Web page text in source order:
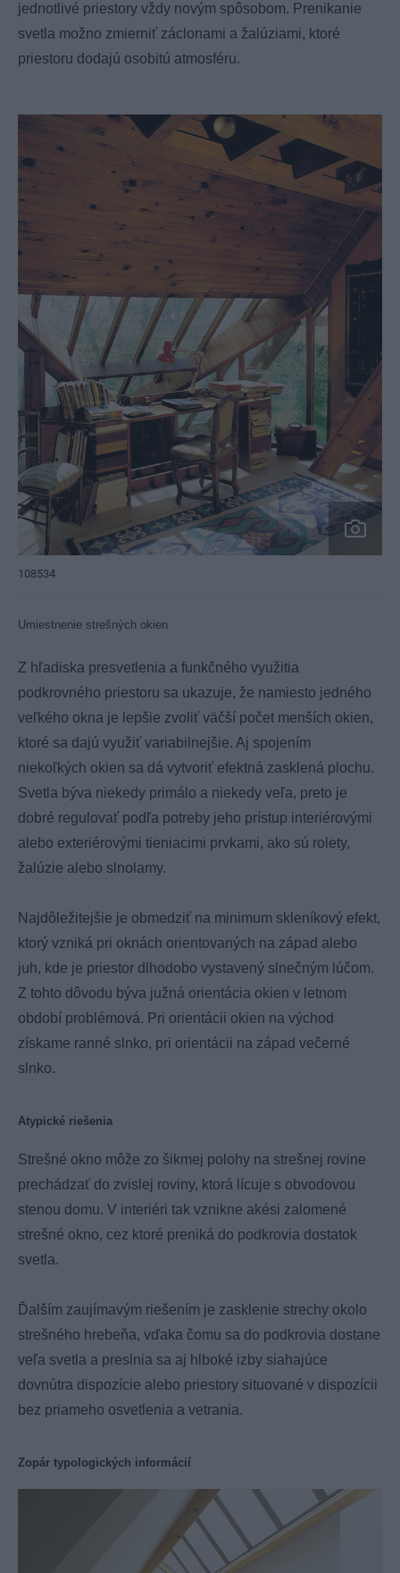
jednotlivé priestory vždy novým spôsobom. Prenikanie
svetla možno zmierniť záclonami a žalúziami, ktoré
priestoru dodajú osobitú atmosféru.
108534
Umiestnenie strešných okien
Z hľadiska presvetlenia a funkčného využitia
podkrovného priestoru sa ukazuje, že namiesto jedného
veľkého okna je lepšie zvoliť väčší počet menších okien,
ktoré sa dajú využiť variabilnejšie. Aj spojením
niekoľkých okien sa dá vytvoriť efektná zasklená plochu.
Svetla býva niekedy primálo a niekedy veľa, preto je
dobré regulovať podľa potreby jeho prístup interiérovými
alebo exteriérovými tieniacimi prvkami, ako sú rolety,
žalúzie alebo slnolamy.
Najdôležitejšie je obmedziť na minimum skleníkový efekt,
ktorý vzniká pri oknách orientovaných na západ alebo
juh, kde je priestor dlhodobo vystavený slnečným lúčom.
Z tohto dôvodu býva južná orientácia okien v letnom
období problémová. Pri orientácii okien na východ
získame ranné slnko, pri orientácii na západ večerné
slnko.
Atypické riešenia
Strešné okno môže zo šikmej polohy na strešnej rovine
prechádzať do zvislej roviny, ktorá lícuje s obvodovou
stenou domu. V interiéri tak vznikne akési zalomené
strešné okno, cez ktoré preniká do podkrovia dostatok
svetla.
Ďalším zaujímavým riešením je zasklenie strechy okolo
strešného hrebeňa, vďaka čomu sa do podkrovia dostane
veľa svetla a preslnia sa aj hlboké izby siahajúce
dovnútra dispozície alebo priestory situované v dispozícii
bez priameho osvetlenia a vetrania.
Zopár typologických informácií